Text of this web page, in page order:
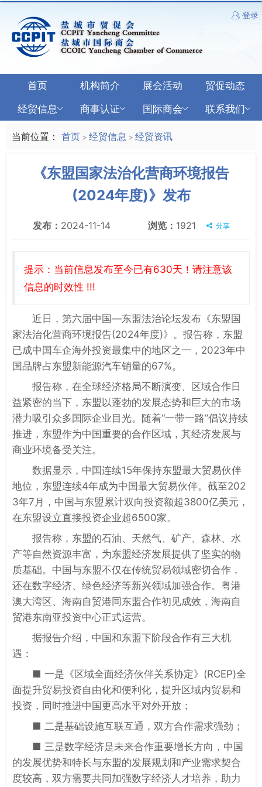
登录
首页 机构简介 展会活动
贸促动态
经贸信息
商事认证 国际商会 联系我们
当前位置： 首页 > 经贸信息 > 经贸资讯
《东盟国家法治化营商环境报告
(2024年度)》发布
发布： 2024-11-14 浏览： 1921 分享
提示：当前信息发布至今已有630天！请注意该
信息的时效性 !!!
近日，第六届中国—东盟法治论坛发布《东盟国
家法治化营商环境报告(2024年度)》。报告称，东盟
已成中国车企海外投资最集中的地区之一，2023年中
国品牌占东盟新能源汽车销量的67%。
报告称，在全球经济格局不断演变、区域合作日
益紧密的当下，东盟以蓬勃的发展态势和巨大的市场
潜力吸引众多国际企业目光。随着“一带一路”倡议持续
推进，东盟作为中国重要的合作区域，其经济发展与
商业环境备受关注。
数据显示，中国连续15年保持东盟最大贸易伙伴
地位，东盟连续4年成为中国最大贸易伙伴。截至202
3年7月，中国与东盟累计双向投资额超3800亿美元，
在东盟设立直接投资企业超6500家。
报告称，东盟的石油、天然气、矿产、森林、水
产等自然资源丰富，为东盟经济发展提供了坚实的物
质基础。中国与东盟不仅在传统贸易领域密切合作，
还在数字经济、绿色经济等新兴领域加强合作。粤港
澳大湾区、海南自贸港同东盟合作初见成效，海南自
贸港东南亚投资中心正式运营。
据报告介绍，中国和东盟下阶段合作有三大机
遇：
■ 一是《区域全面经济伙伴关系协定》(RCEP)全
面提升贸易投资自由化和便利化，提升区域内贸易和
投资，同时推进中国更高水平对外开放；
■ 二是基础设施互联互通，双方合作需求强劲；
■ 三是数字经济是未来合作重要增长方向，中国
的发展优势和特长与东盟的发展规划和产业需求契合
度较高，双方需要共同加强数字经济人才培养，助力